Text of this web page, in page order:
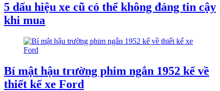
5 dấu hiệu xe cũ có thể không đáng tin cậy
khi mua
Bí mật hậu trường phim ngắn 1952 kể về
thiết kế xe Ford